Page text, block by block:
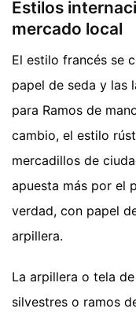
Estilos
mercado local
El estilo francés se
papel de seda y las
para Ramos de
cambio, el estilo
mercadillos de
apuesta más por el
verdad, con papel
arpillera.
La arpillera o tela
silvestres o ramos